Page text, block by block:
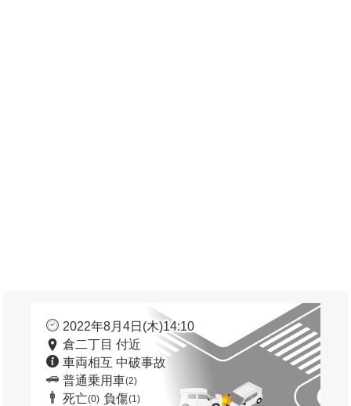
2022年8月4日(木)14:10
倉二丁目 付近
車両相互 中破事故
普通乗用車(2)
死亡(0) 負傷(1)